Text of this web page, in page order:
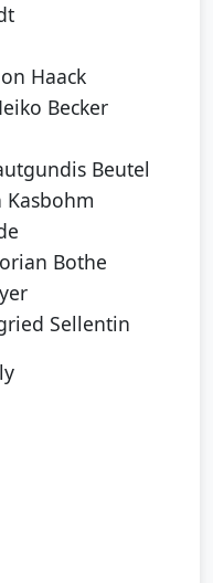
Haack
Becker
Beutel
Bothe
Sellentin